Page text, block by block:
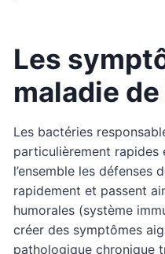
Les
maladie
Les bactéries
particulièrement rapides
l’ensemble les défenses
rapidement et passent
humorales (système
créer des symptômes
pathologique chronique